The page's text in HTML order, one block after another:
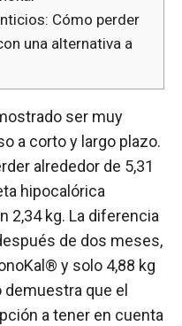
Cómo perder
una alternativa a
ser muy
a corto y largo plazo.
alrededor de 5,31
hipocalórica
2,34 kg. La diferencia
de dos meses,
y solo 4,88 kg
que el
a tener en cuenta